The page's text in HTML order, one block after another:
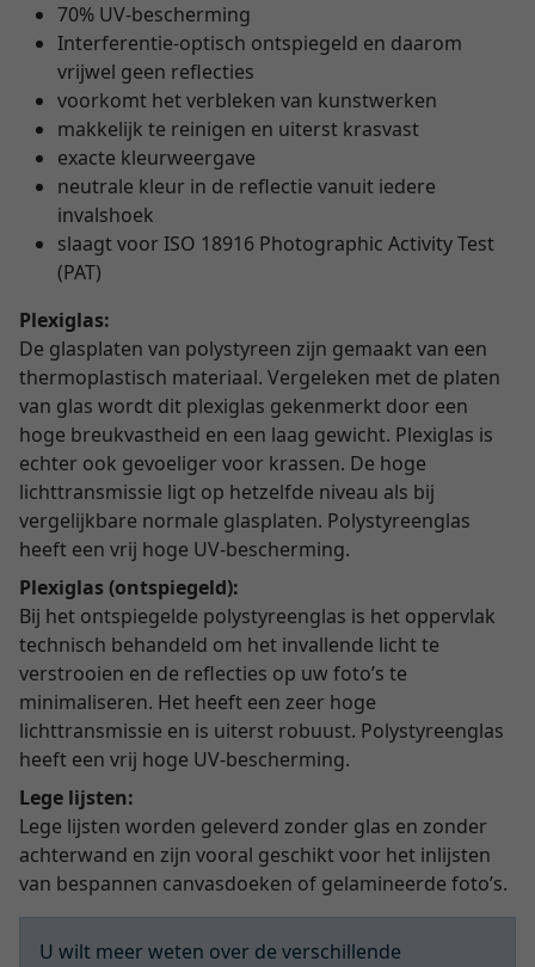
70% UV-bescherming
Interferentie-optisch ontspiegeld en daarom
vrijwel geen reflecties
voorkomt het verbleken van kunstwerken
makkelijk te reinigen en uiterst krasvast
exacte kleurweergave
neutrale kleur in de reflectie vanuit iedere
invalshoek
slaagt voor ISO 18916 Photographic Activity Test
(PAT)
Plexiglas:
De glasplaten van polystyreen zijn gemaakt van een
thermoplastisch materiaal. Vergeleken met de platen
van glas wordt dit plexiglas gekenmerkt door een
hoge breukvastheid en een laag gewicht. Plexiglas is
echter ook gevoeliger voor krassen. De hoge
lichttransmissie ligt op hetzelfde niveau als bij
vergelijkbare normale glasplaten. Polystyreenglas
heeft een vrij hoge UV-bescherming.
Plexiglas (ontspiegeld):
Bij het ontspiegelde polystyreenglas is het oppervlak
technisch behandeld om het invallende licht te
verstrooien en de reflecties op uw foto’s te
minimaliseren. Het heeft een zeer hoge
lichttransmissie en is uiterst robuust. Polystyreenglas
heeft een vrij hoge UV-bescherming.
Lege lijsten:
Lege lijsten worden geleverd zonder glas en zonder
achterwand en zijn vooral geschikt voor het inlijsten
van bespannen canvasdoeken of gelamineerde foto’s.
U wilt meer weten over de verschillende